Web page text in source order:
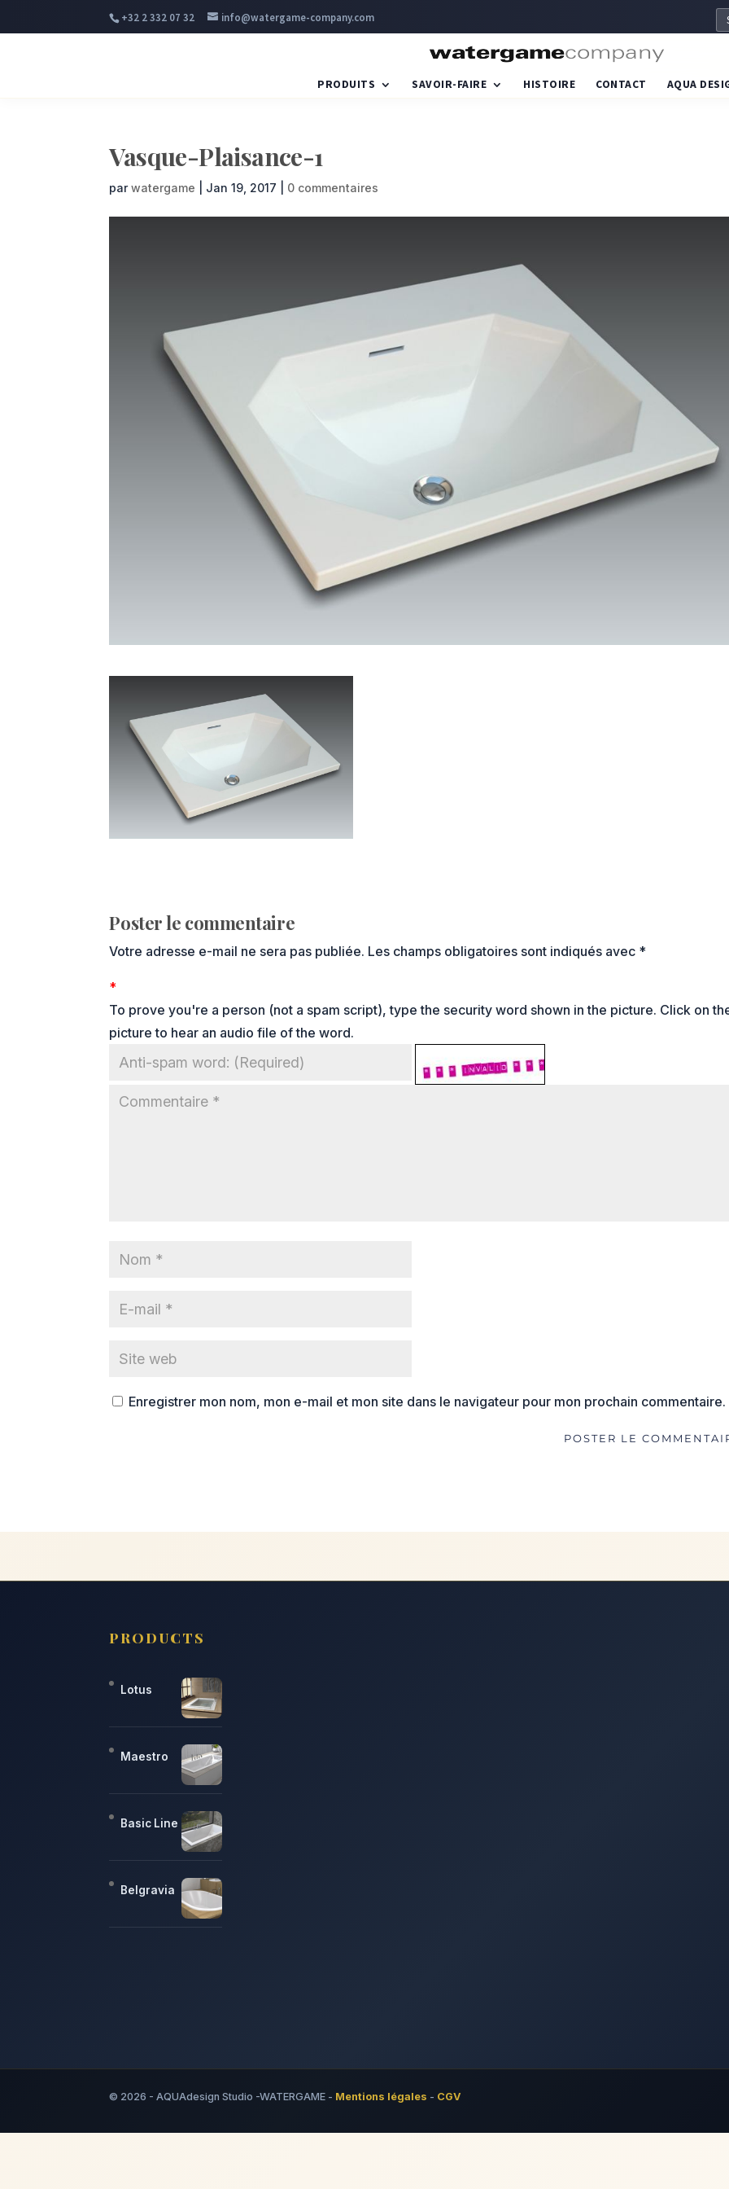
+32 2 332 07 32 info@watergame-company.com
PRODUITS SAVOIR-FAIRE HISTOIRE CONTACT AQUA
Vasque-Plaisance-1
parwatergame Jan 19, 2017 0 commentaires
Poster le commentaire
Votre adresse e-mail ne sera pas publiée. Les champs obligatoires sont indiqués avec *
*
To prove you're a person (not a spam script), type the security word shown in the picture. Click on
picture to hear an audio file of the word.
Enregistrer mon nom, mon e-mail et mon site dans le navigateur pour mon prochain commentaire.
PRODUCTS
Lotus
Maestro
Basic Line
Belgravia
© 2026 - AQUAdesign Studio -WATERGAME - Mentions légales - CGV